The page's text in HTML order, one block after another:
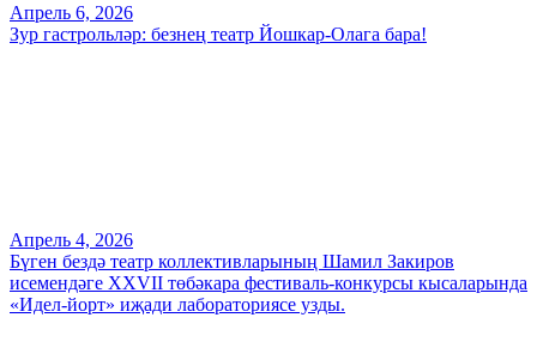
Апрель 6, 2026
Зур гастрольләр: безнең театр Йошкар-Олага бара!
Апрель 4, 2026
Бүген бездә театр коллективларының Шамил Закиров
исемендәге XXVII төбәкара фестиваль-конкурсы кысаларында
«Идел-йорт» иҗади лабораториясе узды.